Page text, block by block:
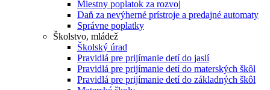
Miestny poplatok za rozvoj
Daň za nevýherné prístroje a predajné automaty
Správne poplatky
Školstvo, mládež
Školský úrad
Pravidlá pre prijímanie detí do jaslí
Pravidlá pre prijímanie detí do materských škôl
Pravidlá pre prijímanie detí do základných škôl